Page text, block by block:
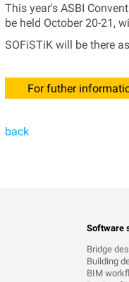
This year's ASBI
be held October 20-21,
SOFiSTiK will be there
For futher
back
Software
Bridge
Building
BIM